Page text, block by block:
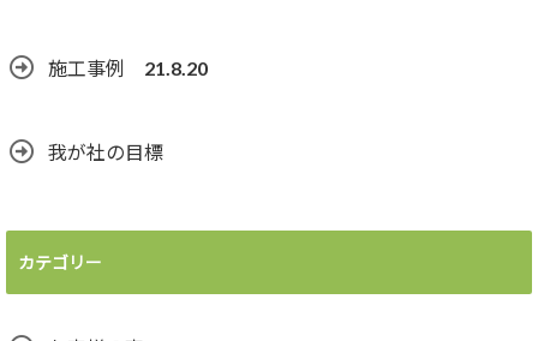
施工事例 21.8.20
我が社の目標
カテゴリー